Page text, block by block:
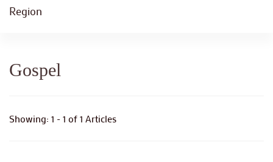
Region
Gospel
Showing: 1 - 1 of 1 Articles